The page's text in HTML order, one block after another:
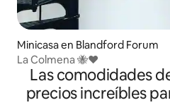
Minicasa en Blandford Forum
La Colmena 🐝♥️
Las comodidades
precios increíbles